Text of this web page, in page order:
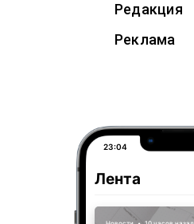
Редакция
Реклама
23:04
Лента